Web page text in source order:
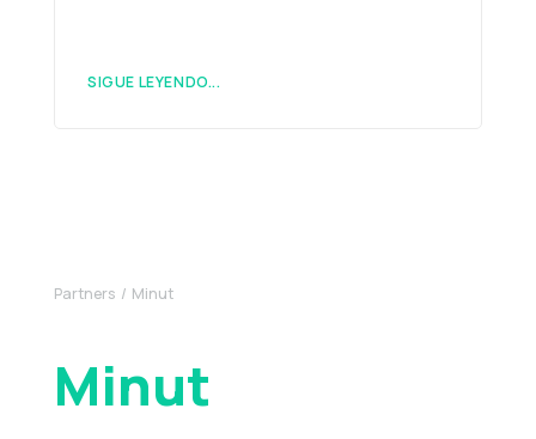
SIGUE LEYENDO...
Partners Minut
Minut